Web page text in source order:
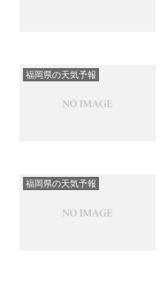
福岡県の天気予報
福岡県の天気予報